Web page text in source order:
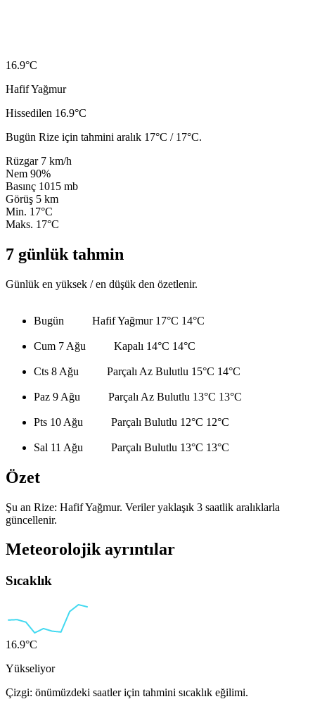
16.9°C
Hafif Yağmur
Hissedilen 16.9°C
Bugün Rize için tahmini aralık 17°C / 17°C.
Rüzgar 7 km/h
Nem 90%
Basınç 1015 mb
Görüş 5 km
Min. 17°C
Maks. 17°C
7 günlük tahmin
Günlük en yüksek / en düşük den özetlenir.
Bugün Hafif Yağmur 17°C 14°C
Cum 7 Ağu Kapalı 14°C 14°C
Cts 8 Ağu Parçalı Az Bulutlu 15°C 14°C
Paz 9 Ağu Parçalı Az Bulutlu 13°C 13°C
Pts 10 Ağu Parçalı Bulutlu 12°C 12°C
Sal 11 Ağu Parçalı Bulutlu 13°C 13°C
Özet
Şu an Rize: Hafif Yağmur. Veriler yaklaşık 3 saatlik aralıklarla
güncellenir.
Meteorolojik ayrıntılar
Sıcaklık
16.9°C
Yükseliyor
Çizgi: önümüzdeki saatler için tahmini sıcaklık eğilimi.